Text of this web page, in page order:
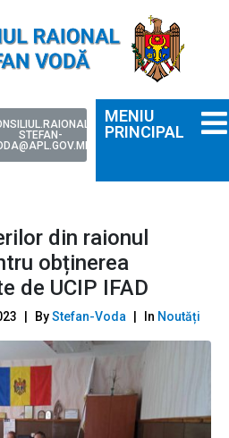
STEFAN-
MENIU
PRINCIPAL
din raionul
obținerea
de UCIP IFAD
ByStefan-Voda In Noutăți